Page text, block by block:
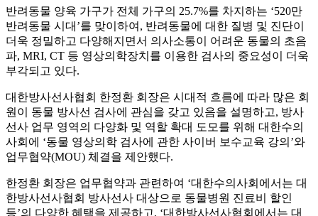
반려동물 양육 가구가 전체 가구의 25.7%를 차지하는 ‘520만
반려동물 시대’를 맞이하여, 반려동물에 대한 질병 및 진단이
더욱 정밀하고 다양해지면서 의사소통이 어려운 동물의 초음
파, MRI, CT 등 영상의학장치를 이용한 검사의 중요성이 더욱
부각되고 있다.
대한방사선사협회 한정환 회장은 시대적 흐름에 따라 많은 회
원이 동물 방사선 검사에 관심을 갖고 있음을 설명하고, 방사
선사 업무 영역의 다양화 및 역할 확대 도모를 위해 대한수의
사회에 ‘동물 영상의학 검사에 관한 사이버 보수교육 강의’와
업무협약(MOU) 체결을 제안했다.
한정환 회장은 업무협약과 관련하여 ‘대한수의사회에서는 대
한방사선사협회 방사선사 대상으로 동물병원 진료비 할인
등’의 다양한 혜택을 제공하고, ‘대한방사선사협회에서는 대